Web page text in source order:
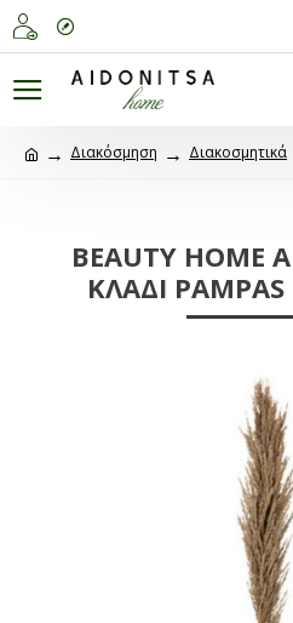
Διακόσμηση Διακοσμητικά
BEAUTY
ΚΛΑΔΊ